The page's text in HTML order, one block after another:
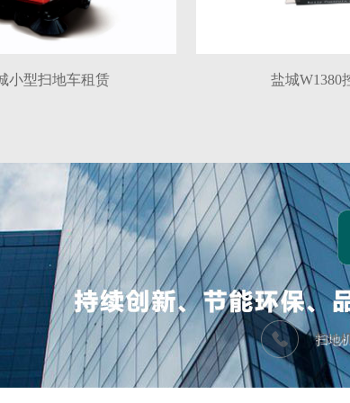
小型扫地车租赁 盐城W1380
扫地